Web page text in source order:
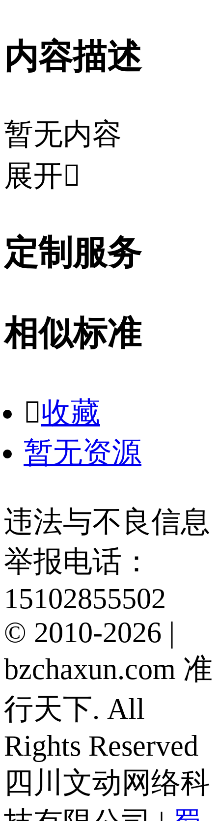
内容描述
暂无内容
展开
定制服务
相似标准
收藏
暂无资源
违法与不良信息
举报电话：
15102855502
© 2010-2026 |
bzchaxun.com 准
行天下. All
Rights Reserved
四川文动网络科